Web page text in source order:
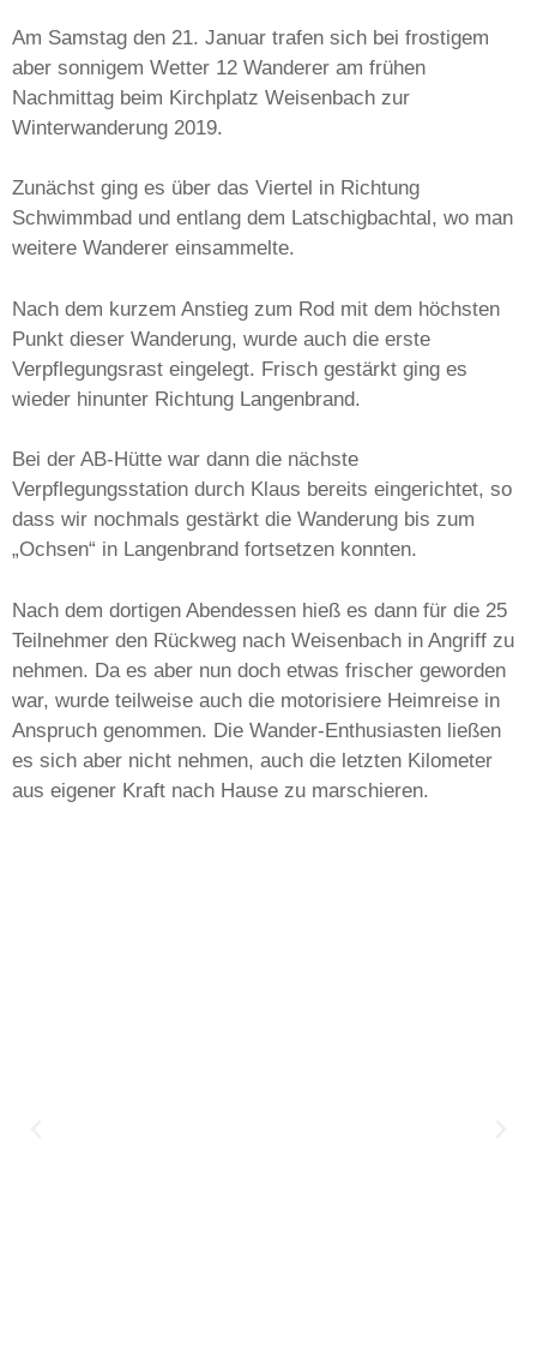
Am Samstag den 21. Januar trafen sich bei frostigem
aber sonnigem Wetter 12 Wanderer am frühen
Nachmittag beim Kirchplatz Weisenbach zur
Winterwanderung 2019.
Zunächst ging es über das Viertel in Richtung
Schwimmbad und entlang dem Latschigbachtal, wo man
weitere Wanderer einsammelte.
Nach dem kurzem Anstieg zum Rod mit dem höchsten
Punkt dieser Wanderung, wurde auch die erste
Verpflegungsrast eingelegt. Frisch gestärkt ging es
wieder hinunter Richtung Langenbrand.
Bei der AB-Hütte war dann die nächste
Verpflegungsstation durch Klaus bereits eingerichtet, so
dass wir nochmals gestärkt die Wanderung bis zum
„Ochsen“ in Langenbrand fortsetzen konnten.
Nach dem dortigen Abendessen hieß es dann für die 25
Teilnehmer den Rückweg nach Weisenbach in Angriff zu
nehmen. Da es aber nun doch etwas frischer geworden
war, wurde teilweise auch die motorisiere Heimreise in
Anspruch genommen. Die Wander-Enthusiasten ließen
es sich aber nicht nehmen, auch die letzten Kilometer
aus eigener Kraft nach Hause zu marschieren.